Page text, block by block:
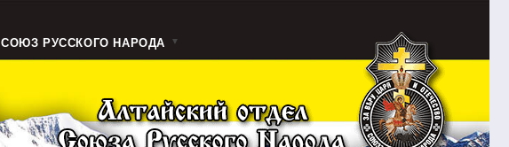
СОЮЗ РУССКОГО НАРОДА